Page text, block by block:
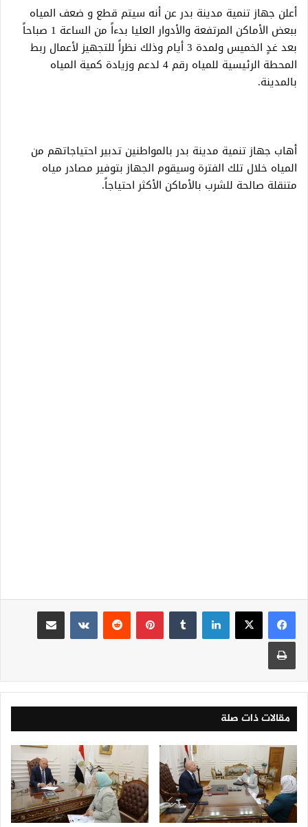
أعلن جهاز تنمية مدينة بدر عن أنه سيتم قطع و ضعف المياه
ببعض الأماكن المرتفعة والأدوار العليا بدءاً من الساعة 1 صباحاً
بعد غدٍ الخميس ولمدة 3 أيام وذلك نظراً للتجهيز لأعمال ربط
المحطة الرئيسية للمياه رقم 4 لدعم وزيادة كمية المياه
بالمدينة.
أهاب جهاز تنمية مدينة بدر بالمواطنين تدبير احتياجاتهم من
المياه خلال تلك الفترة وسيقوم الجهاز بتوفير مصادر مياه
متنقلة صالحة للشرب بالأماكن الأكثر احتياجاً.
لينكدإن بينتيريست
مقالات ذات صلة